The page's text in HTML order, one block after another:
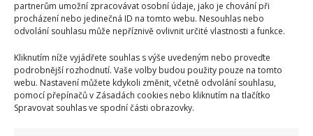
partnerům umožní zpracovávat osobní údaje, jako je chování při
procházení nebo jedinečná ID na tomto webu. Nesouhlas nebo
odvolání souhlasu může nepříznivě ovlivnit určité vlastnosti a funkce.
Kliknutím níže vyjádřete souhlas s výše uvedeným nebo proveďte
podrobnější rozhodnutí. Vaše volby budou použity pouze na tomto
webu. Nastavení můžete kdykoli změnit, včetně odvolání souhlasu,
pomocí přepínačů v Zásadách cookies nebo kliknutím na tlačítko
Spravovat souhlas ve spodní části obrazovky.